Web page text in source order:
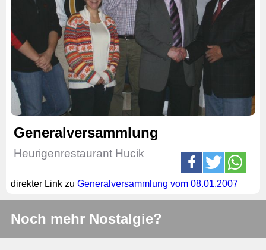
Generalversammlung
Heurigenrestaurant Hucik
direkter Link zu Generalversammlung vom 08.01.2007
Noch mehr Nostalgie?